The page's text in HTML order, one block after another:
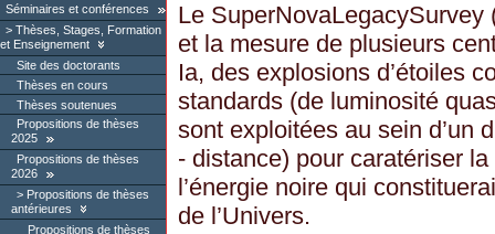
Séminaires et conférences
Thèses, Stages, Formation
et Enseignement
Site des doctorants
Thèses en cours
Thèses soutenues
Propositions de thèses
2025
Propositions de thèses
2026
Propositions de thèses
antérieures
Propositions de thèses
Le
et la mesure de plusieurs
Ia, des explosions d’étoiles
standards (de luminosité
sont exploitées au sein d’un
- distance) pour caratériser
l’énergie noire qui
de l’Univers.